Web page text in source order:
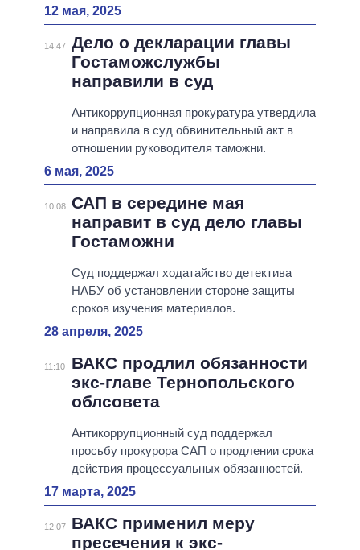
12 мая, 2025
14:47 Дело о декларации главы
Гостаможслужбы
направили в суд
Антикоррупционная прокуратура утвердила
и направила в суд обвинительный акт в
отношении руководителя таможни.
6 мая, 2025
10:08 САП в середине мая
направит в суд дело главы
Гостаможни
Суд поддержал ходатайство детектива
НАБУ об установлении стороне защиты
сроков изучения материалов.
28 апреля, 2025
11:10
ВАКС продлил обязанности
экс-главе Тернопольского
облсовета
Антикоррупционный суд поддержал
просьбу прокурора САП о продлении срока
действия процессуальных обязанностей.
17 марта, 2025
12:07
ВАКС применил меру
пресечения к экс-